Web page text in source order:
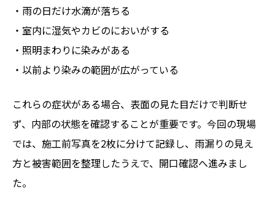
・雨の日だけ水滴が落ちる
・室内に湿気やカビのにおいがする
・照明まわりに染みがある
・以前より染みの範囲が広がっている
これらの症状がある場合、表面の見た目だけで判断せ
ず、内部の状態を確認することが重要です。今回の現場
では、施工前写真を2枚に分けて記録し、雨漏りの見え
方と被害範囲を整理したうえで、開口確認へ進みまし
た。